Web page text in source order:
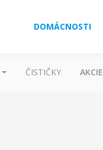
DOMÁCNOSTI
ČISTIČKY AKCIE